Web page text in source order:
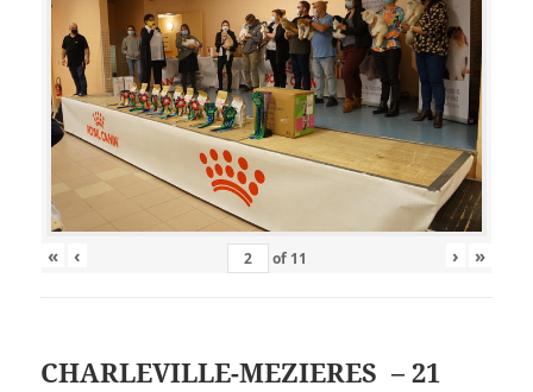
« ‹ of 11 › »
CHARLEVILLE-MEZIERES – 21